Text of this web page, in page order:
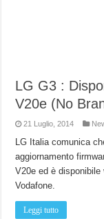
LG G3 :
V20e (No
21 Luglio, 2014
LG Italia comunica
aggiornamento
V20e ed è
Vodafone.
Leggi tutto